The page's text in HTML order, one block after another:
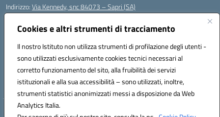
Cookies e altri strumenti di tracciamento
Il nostro Istituto non utilizza strumenti di profilazione degli utenti -
sono utilizzati esclusivamente cookies tecnici necessari al
corretto funzionamento del sito, alla fruibilità dei servizi
istituzionali e alla sua accessibilità – sono utilizzati, inoltre,
strumenti statistici anonimizzati messi a disposizione da Web
Analytics Italia.
Indirizzo:Via Kennedy, snc 84073 – Sapri (SA)
Centralino:
Posta elettronica certificata (PEC):saic878008@pec.istruzione.it
Codice fiscale: 84002700650
Codice meccanografico:SAIC878008
Codice Indice delle Pubbliche Amministrazioni (IPA): istsc_saic878008
Codice unico di fatturazione (CUF): UFYPHY
Hosting & Powered by 3D Solution S.r.l.